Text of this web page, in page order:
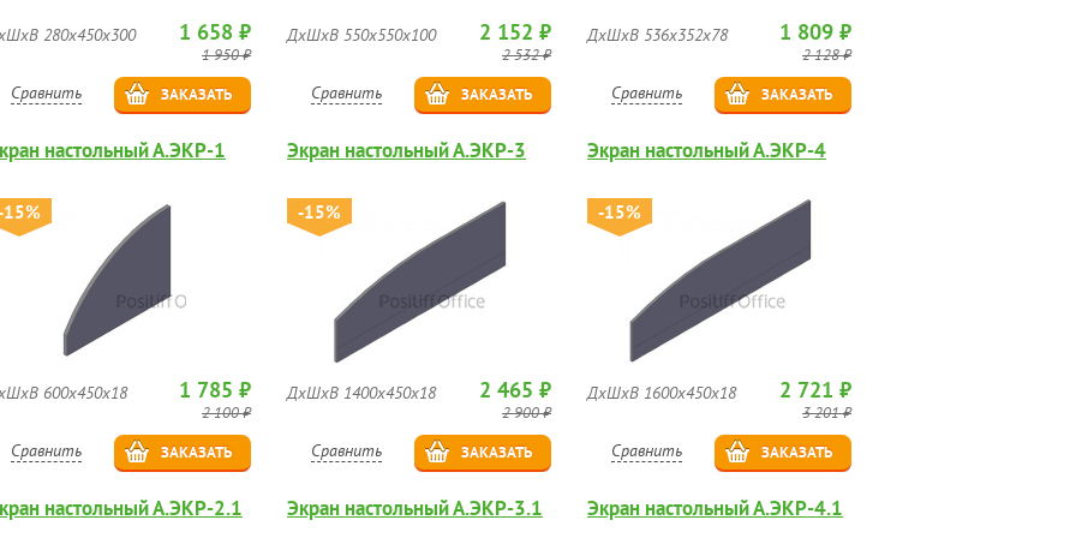
280х450х300 1 658 ₽
1 950 ₽
Сравнить ЗАКАЗАТЬ
ДхШхВ 550х550х100 2 152 ₽
2 532 ₽
Сравнить ЗАКАЗАТЬ
ДхШхВ 536х352х78 1 809 ₽
2 128 ₽
Сравнить ЗАКАЗАТЬ
настольный А.ЭКР-1
15%
600х450х18 1 785 ₽
2 100 ₽
Сравнить ЗАКАЗАТЬ
Экран настольный А.ЭКР-3
-15%
ДхШхВ 1400х450х18 2 465 ₽
2 900 ₽
Сравнить ЗАКАЗАТЬ
Экран настольный А.ЭКР-4
-15%
ДхШхВ 1600х450х18 2 721 ₽
3 201 ₽
Сравнить ЗАКАЗАТЬ
настольный А.ЭКР-2.1 Экран настольный А.ЭКР-3.1 Экран настольный А.ЭКР-4.1